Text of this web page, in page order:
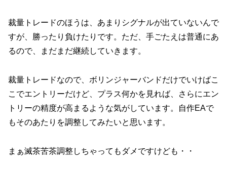
裁量トレードのほうは、あまりシグナルが出ていないんで
すが、勝ったり負けたりです。ただ、手ごたえは普通にあ
るので、まだまだ継続していきます。
裁量トレードなので、ボリンジャーバンドだけでいけばこ
こでエントリーだけど、プラス何かを見れば、さらにエン
トリーの精度が高まるような気がしています。自作EAで
もそのあたりを調整してみたいと思います。
まぁ滅茶苦茶調整しちゃってもダメですけども・・